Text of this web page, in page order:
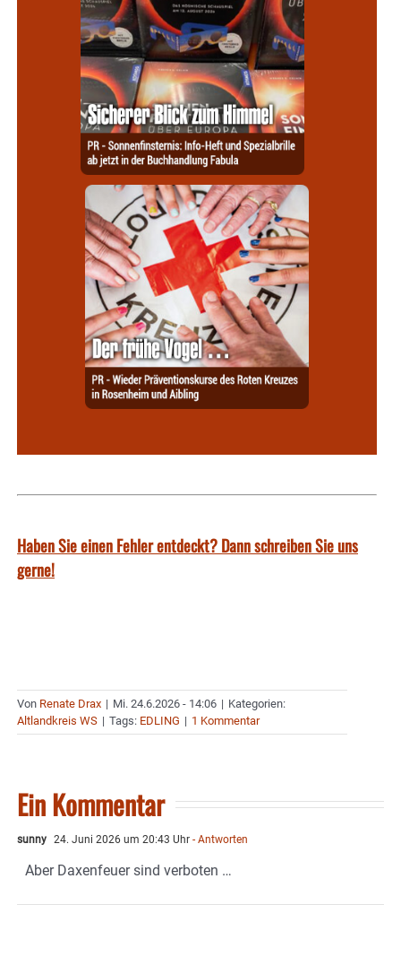
Haben Sie einen Fehler entdeckt? Dann schreiben Sie uns
gerne!
Von Renate Drax | Mi. 24.6.2026 - 14:06 | Kategorien:
Altlandkreis WS | Tags: EDLING | 1 Kommentar
Ein Kommentar
sunny 24. Juni 2026 um 20:43 Uhr - Antworten
Aber Daxenfeuer sind verboten …